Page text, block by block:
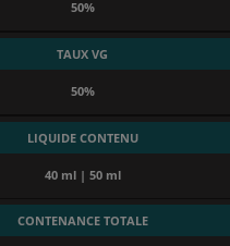
50%
TAUX VG
50%
LIQUIDE CONTENU
40 ml | 50 ml
CONTENANCE TOTALE